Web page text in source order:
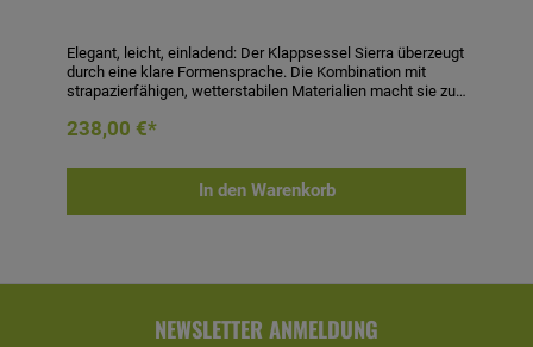
Elegant, leicht, einladend: Der Klappsessel Sierra überzeugt
durch eine klare Formensprache. Die Kombination mit
strapazierfähigen, wetterstabilen Materialien macht sie zu
Entspannung. Klappsessel Sierra- Gestell: Aluminium,
Polyester, schwarz- Armlehnen: Teakholz- Maße (H x B x T):
112 x 60 x 70 cm- Armlehnenhöhe: 64 cm- Sitzhöhe: 44 cm
238,00 €*
In den Warenkorb
NEWSLETTER ANMELDUNG